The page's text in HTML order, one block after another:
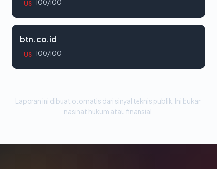
US 100/100
btn.co.id
US 100/100
Laporan ini dibuat otomatis dari sinyal teknis publik. Ini bukan
nasihat hukum atau finansial.